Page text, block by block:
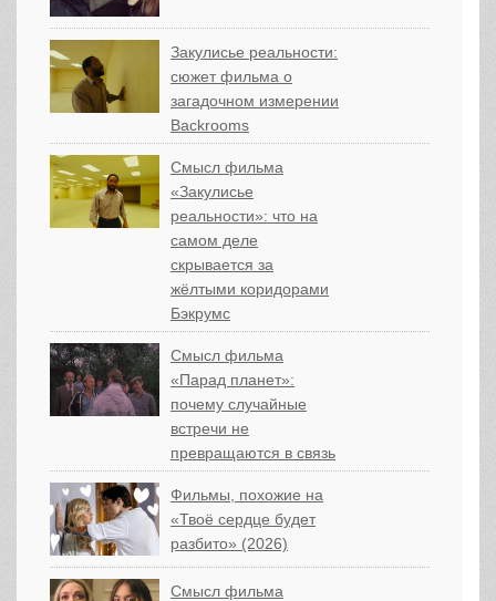
Закулисье реальности:
сюжет фильма о
загадочном измерении
Backrooms
Смысл фильма
«Закулисье
реальности»: что на
самом деле
скрывается за
жёлтыми коридорами
Бэкрумс
Смысл фильма
«Парад планет»:
почему случайные
встречи не
превращаются в связь
Фильмы, похожие на
«Твоё сердце будет
разбито» (2026)
Смысл фильма